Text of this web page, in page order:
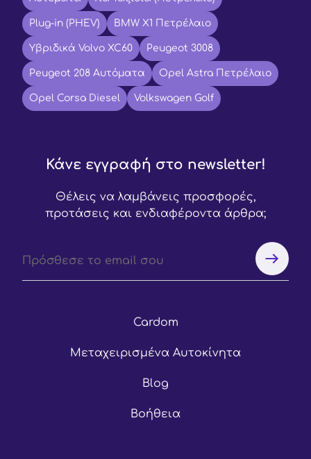
Plug-in (PHEV) BMW X1 Πετρέλαιο
Υβριδικά Volvo XC60 Peugeot 3008
Peugeot 208 Αυτόματα Opel Astra Πετρέλαιο
Opel Corsa Diesel Volkswagen Golf
Κάνε εγγραφή στο newsletter!
Θέλεις να λαμβάνεις προσφορές,
προτάσεις και ενδιαφέροντα άρθρα;
Cardom
Μεταχειρισμένα Αυτοκίνητα
Blog
Βοήθεια